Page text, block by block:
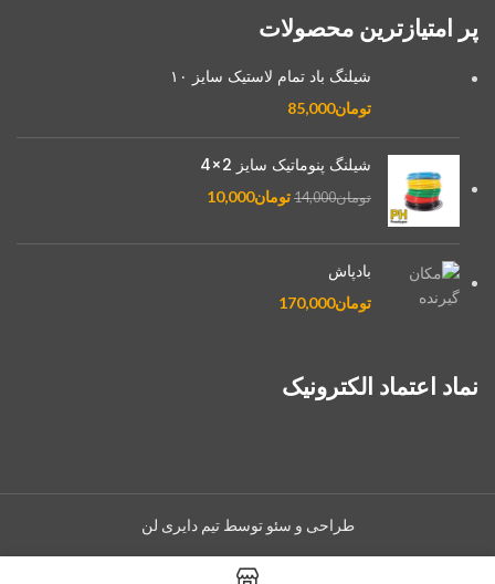
پر امتیازترین محصولات
شیلنگ باد تمام لاستیک سایز ۱۰
تومان85,000
شیلنگ پنوماتیک سایز 2×4
تومان14,000 تومان10,000
بادپاش
تومان170,000
نماد اعتماد الکترونیک
طراحی و سئو توسط تیم دایری لن